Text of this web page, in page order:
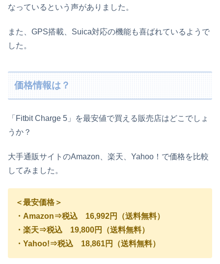
なっているという声がありました。
また、GPS搭載、Suica対応の機能も喜ばれているようで
した。
価格情報は？
「 Fitbit Charge 5 」を最安値で買える販売店はどこでしょ
うか？
大手通販サイトのAmazon、楽天、Yahoo！で価格を比較
してみました。
＜最安価格＞
・Amazon⇒税込 16,992円（送料無料）
・楽天⇒税込 19,800円（送料無料）
・Yahoo!⇒税込 18,861円（送料無料）